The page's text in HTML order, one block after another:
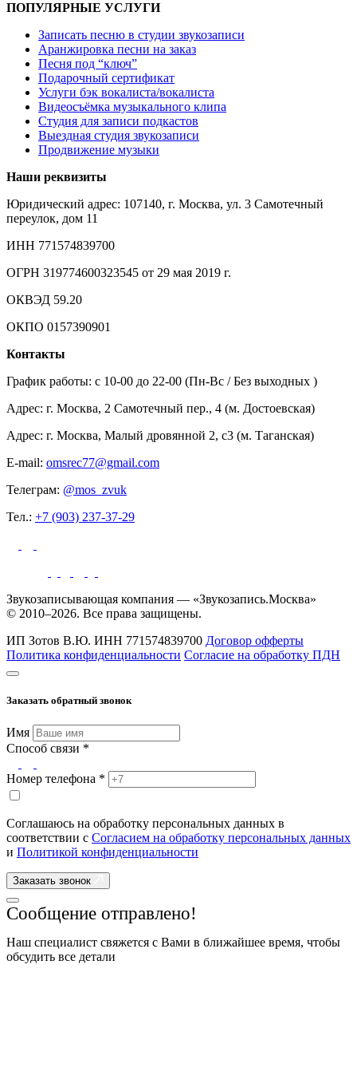
ПОПУЛЯРНЫЕ УСЛУГИ
Записать песню в студии звукозаписи
Аранжировка песни на заказ
Песня под “ключ”
Подарочный сертификат
Услуги бэк вокалиста/вокалиста
Видеосъёмка музыкального клипа
Студия для записи подкастов
Выездная студия звукозаписи
Продвижение музыки
Наши реквизиты
Юридический адрес: 107140, г. Москва, ул. 3 Самотечный
переулок, дом 11
ИНН 771574839700
ОГРН 319774600323545 от 29 мая 2019 г.
ОКВЭД 59.20
ОКПО 0157390901
Контакты
График работы: c 10-00 до 22-00 (Пн-Вс / Без выходных )
Адрес: г. Москва, 2 Самотечный пер., 4 (м. Достоевская)
Адрес: г. Москва, Малый дровянной 2, с3 (м. Таганская)
E-mail: omsrec77@gmail.com
Телеграм: @mos_zvuk
Тел.: +7 (903) 237-37-29
Звукозаписывающая компания — «Звукозапись.Москва»
© 2010–2026. Все права защищены.
ИП Зотов В.Ю. ИНН 771574839700 Договор офферты
Политика конфиденциальности Согласие на обработку ПДН
Заказать обратный звонок
Имя
Способ связи *
Номер телефона *
Соглашаюсь на обработку персональных данных в
соответствии с Согласием на обработку персональных данных
и Политикой конфиденциальности
Заказать звонок
Сообщение отправлено!
Наш специалист свяжется с Вами в ближайшее время, чтобы
обсудить все детали